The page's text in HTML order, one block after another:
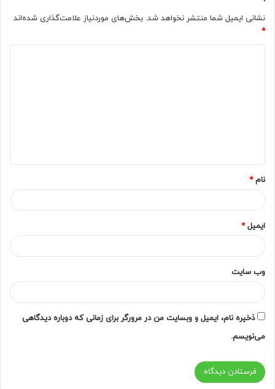
نشانی ایمیل شما منتشر نخواهد شد. بخش‌های موردنیاز علامت‌گذاری شده‌اند
*
*
نام*
ایمیل*
وب‌ سایت
ذخیره نام، ایمیل و وبسایت من در مرورگر برای زمانی که دوباره دیدگاهی
می‌نویسم.